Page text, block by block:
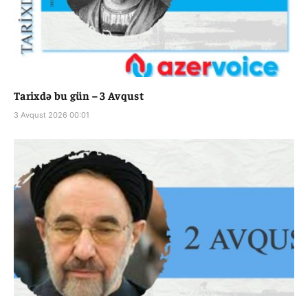
Tarixdə bu gün – 3 Avqust
3 Avqust 2026 00:01